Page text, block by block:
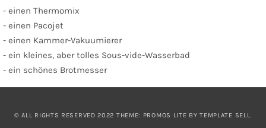
- einen Thermomix
- einen Pacojet
- einen Kammer-Vakuumierer
- ein kleines, aber tolles Sous-vide-Wasserbad
- ein schönes Brotmesser
© ALL RIGHTS RESERVED 2022 THEME: PROMOS LITE BYTEMPLATE SELL.